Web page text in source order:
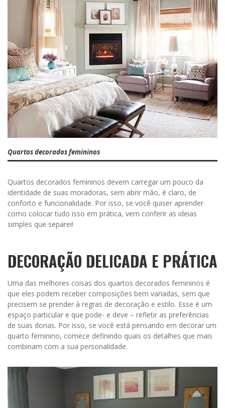
Quartos decorados femininos
Quartos decorados femininos devem carregar um pouco da
identidade de suas moradoras, sem abrir mão, é claro, de
conforto e funcionalidade. Por isso, se você quiser aprender
como colocar tudo isso em prática, vem conferir as ideias
simples que separei!
DECORAÇÃO DELICADA E PRÁTICA
Uma das melhores coisas dos quartos decorados femininos é
que eles podem receber composições bem variadas, sem que
precisem se prender à regras de decoração e estilo. Esse é um
espaço particular e que pode- e deve – refletir as preferências
de suas donas. Por isso, se você está pensando em decorar um
quarto feminino, comece definindo quais os detalhes que mais
combinam com a sua personalidade.